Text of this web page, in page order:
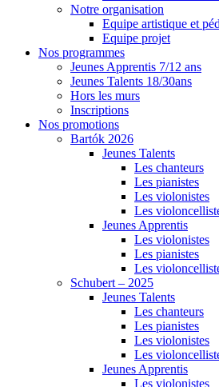
Notre organisation
Equipe artistique et
Equipe projet
Nos programmes
Jeunes Apprentis 7/12 ans
Jeunes Talents 18/30ans
Hors les murs
Inscriptions
Nos promotions
Bartók 2026
Jeunes Talents
Les chanteurs
Les pianistes
Les violonistes
Les
Jeunes Apprentis
Les violonistes
Les pianistes
Les
Schubert – 2025
Jeunes Talents
Les chanteurs
Les pianistes
Les violonistes
Les
Jeunes Apprentis
Les violonistes